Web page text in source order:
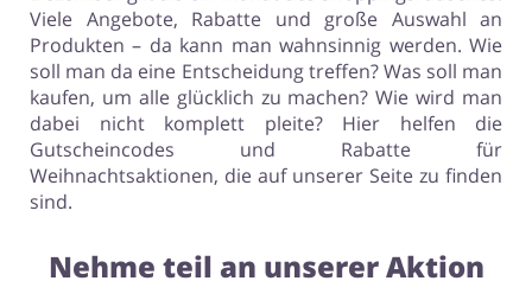
Viele Angebote, Rabatte und große Auswahl an
Produkten – da kann man wahnsinnig werden. Wie
soll man da eine Entscheidung treffen? Was soll man
kaufen, um alle glücklich zu machen? Wie wird man
dabei nicht komplett pleite? Hier helfen die
Gutscheincodes und Rabatte für
Weihnachtsaktionen, die auf unserer Seite zu finden
sind.
Nehme teil an unserer Aktion